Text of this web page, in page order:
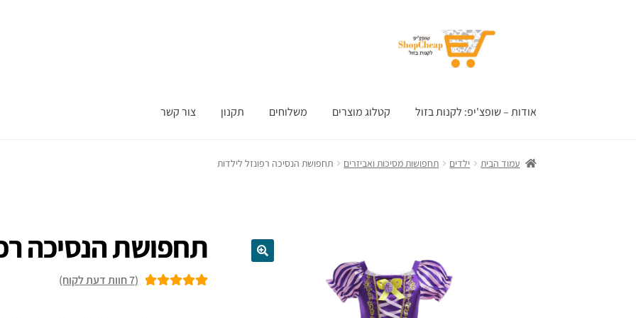
אודות – שופצ'יפ: לקנות בזול קטלוג מוצרים משלוחים תקנון צור קשר
עמוד הבית ילדים תחפושות מסיכות ואביזרים תחפושת הנסיכה רפונזל לילדות
תחפושת הנסיכה
(
7חוות דעת לקוח)